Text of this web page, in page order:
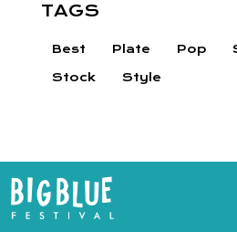
TAGS
Best Plate Pop
Stock Style